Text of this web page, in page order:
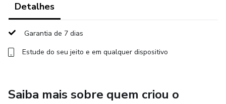
Detalhes
Garantia de 7 dias
Estude do seu jeito e em qualquer dispositivo
Saiba mais sobre quem criou o